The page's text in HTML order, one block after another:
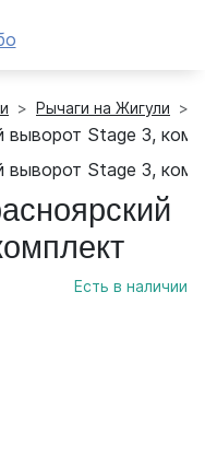
Рычаги на Жигули
Есть в наличии